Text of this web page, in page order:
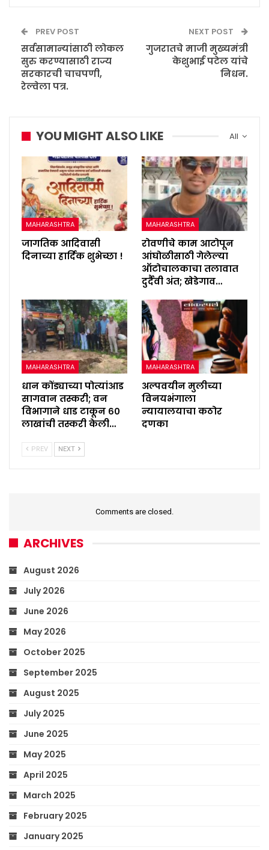
PREV POST
सर्वसामान्यांसाठी लोकल
सुरु करण्यासाठी राज्य
सरकारची चाचपणी,
रेल्वेला पत्र.
NEXT POST
गुजरातचे माजी मुख्यमंत्री
केशुभाई पटेल यांचे
निधन.
All
YOU MIGHT ALSO LIKE
MAHARASHTRA
जागतिक आदिवासी
दिनाच्या हार्दिक शुभेच्छा !
MAHARASHTRA
रोवणीचे काम आटोपून
आंघोळीसाठी गेलेल्या
ऑटोचालकाचा तलावात
दुर्दैवी अंत; खेडेगाव…
MAHARASHTRA
धान कोंड्याच्या पोत्यांआड
सागवान तस्करी; वन
विभागाने धाड टाकून ६०
लाखांची तस्करी केली…
MAHARASHTRA
अल्पवयीन मुलीच्या
विनयभंगाला
न्यायालयाचा कठोर
दणका
PREV NEXT
Comments are closed.
ARCHIVES
August 2026
July 2026
June 2026
May 2026
October 2025
September 2025
August 2025
July 2025
June 2025
May 2025
April 2025
March 2025
February 2025
January 2025